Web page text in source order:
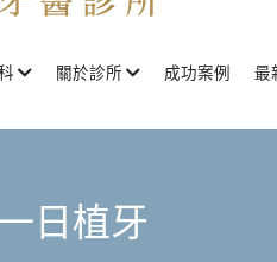
關於診所 成功案例 最
日植牙